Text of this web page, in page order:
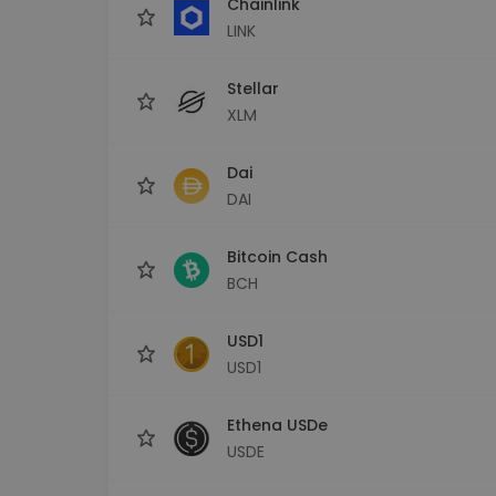
LINK
Stellar
XLM
Dai
DAI
Bitcoin Cash
BCH
USD1
USD1
Ethena USDe
USDE